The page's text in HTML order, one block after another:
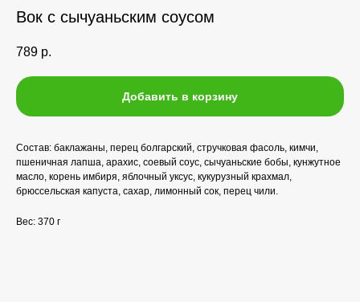
Вок с сычуаньским соусом
789 р.
Добавить в корзину
Состав: баклажаны, перец болгарский, стручковая фасоль, кимчи,
пшеничная лапша, арахис, соевый соус, сычуаньские бобы, кунжутное
масло, корень имбиря, яблочный уксус, кукурузный крахмал,
брюссельская капуста, сахар, лимонный сок, перец чили.
Вес: 370 г